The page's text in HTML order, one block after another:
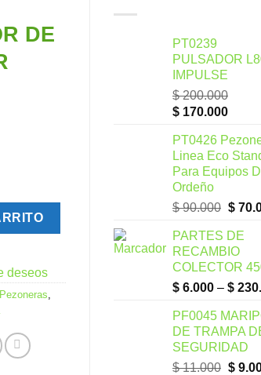
DE
SELLADOR ESPUMA cantidad
deseos
PT0239
PULSADOR
IMPULSE
$200.000
$ 170.000
PT0426
Linea Eco
Para Equipos
Ordeño
$90.000 $
PARTES DE
RECAMBIO
COLECTOR
$ 6.000 – $
PF0045
DE TRAMPA
SEGURIDAD
$11.000 $